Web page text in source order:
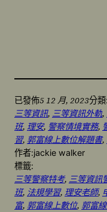
已發佈5 12 月, 2023分類:
三等資訊, 三等資訊外軌,
班, 理安, 警察情境實務,
習, 郭富線上數位解題書,
作者:jackie walker
標籤:
三等警察特考, 三等資訊
班, 法規學習, 理安老師,
富, 郭富線上數位, 郭富